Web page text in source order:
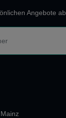
Angebote ab.